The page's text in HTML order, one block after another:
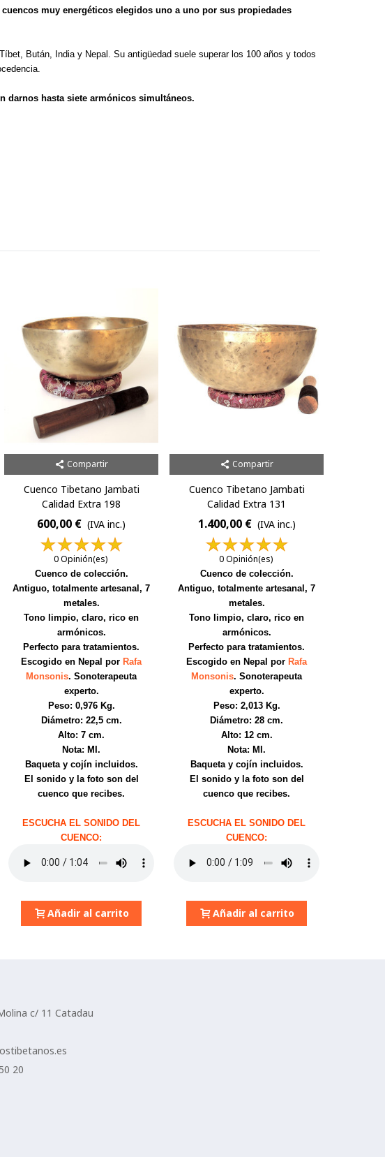
muy energéticos elegidos uno a uno por sus propiedades
Bután, India y Nepal. Su antigüedad suele superar los 100 años y todos
darnos hasta siete armónicos simultáneos.
Compartir
Cuenco Tibetano Jambati
Calidad Extra 198
600,00 € (IVA inc.)
0 Opinión(es)
Cuenco de colección.
Antiguo, totalmente artesanal, 7
metales.
Tono limpio, claro, rico en
armónicos.
Perfecto para tratamientos.
Escogido en Nepal por Rafa
Monsonis. Sonoterapeuta
experto.
Peso: 0,976 Kg.
Diámetro: 22,5 cm.
Alto: 7 cm.
Nota: MI.
Baqueta y cojín incluidos.
El sonido y la foto son del
cuenco que recibes.
ESCUCHA EL SONIDO DEL
CUENCO:
Añadir al carrito
Compartir
Cuenco Tibetano Jambati
Calidad Extra 131
1.400,00 € (IVA inc.)
0 Opinión(es)
Cuenco de colección.
Antiguo, totalmente artesanal, 7
metales.
Tono limpio, claro, rico en
armónicos.
Perfecto para tratamientos.
Escogido en Nepal por Rafa
Monsonis. Sonoterapeuta
experto.
Peso: 2,013 Kg.
Diámetro: 28 cm.
Alto: 12 cm.
Nota: MI.
Baqueta y cojín incluidos.
El sonido y la foto son del
cuenco que recibes.
ESCUCHA EL SONIDO DEL
CUENCO:
Añadir al carrito
c/ 11 Catadau
20